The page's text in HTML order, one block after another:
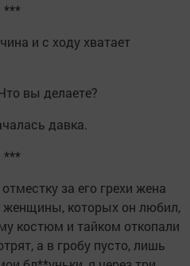
***
и с ходу хватает
вы делаете?
давка.
***
за его грехи жена
женщины, которых он любил,
костюм и тайком откопали
а в гробу пусто, лишь